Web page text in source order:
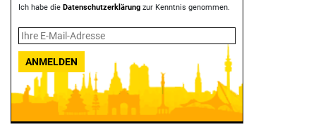
Ich habe die Datenschutzerklärung zur Kenntnis genommen.
ANMELDEN